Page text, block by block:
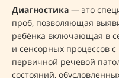
Диагностика — это
проб, позволяющая
ребёнка включающая в
и сенсорных процессов
первичной речевой
состояний,